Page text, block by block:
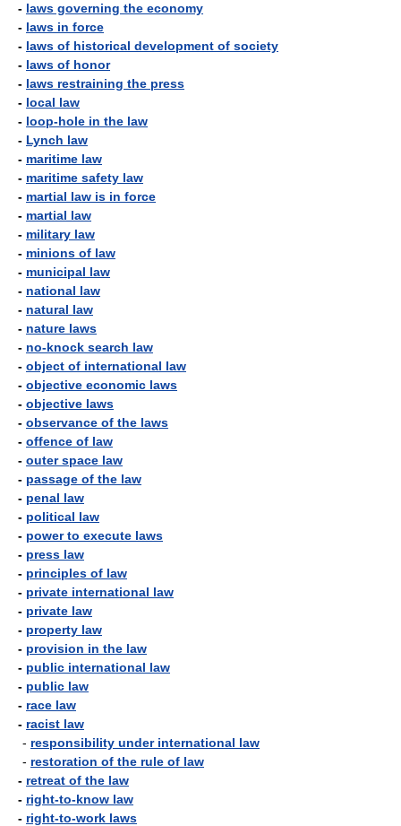
- laws governing the economy
- laws in force
- laws of historical development of society
- laws of honor
- laws restraining the press
- local law
- loop-hole in the law
- Lynch law
- maritime law
- maritime safety law
- martial law is in force
- martial law
- military law
- minions of law
- municipal law
- national law
- natural law
- nature laws
- no-knock search law
- object of international law
- objective economic laws
- objective laws
- observance of the laws
- offence of law
- outer space law
- passage of the law
- penal law
- political law
- power to execute laws
- press law
- principles of law
- private international law
- private law
- property law
- provision in the law
- public international law
- public law
- race law
- racist law
- responsibility under international law
- restoration of the rule of law
- retreat of the law
- right-to-know law
- right-to-work laws